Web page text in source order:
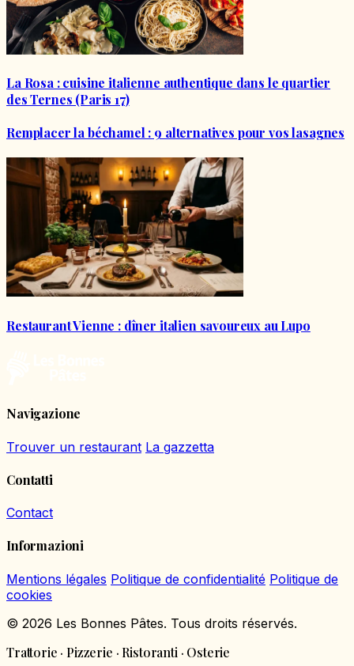
La Rosa : cuisine italienne authentique dans le quartier
des Ternes (Paris 17)
Remplacer la béchamel : 9 alternatives pour vos lasagnes
Restaurant Vienne : dîner italien savoureux au Lupo
Navigazione
Trouver un restaurant La gazzetta
Contatti
Contact
Informazioni
Mentions légales Politique de confidentialité Politique de
cookies
© 2026 Les Bonnes Pâtes. Tous droits réservés.
Trattorie · Pizzerie · Ristoranti · Osterie